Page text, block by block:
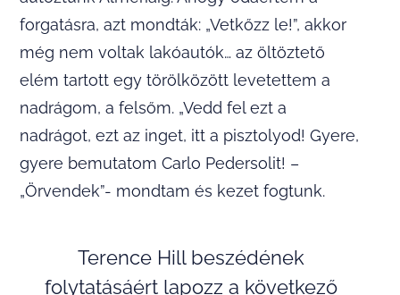
forgatásra, azt mondták: „Vetkőzz le!”, akkor
még nem voltak lakóautók… az öltöztető
elém tartott egy törölközött levetettem a
nadrágom, a felsőm. „Vedd fel ezt a
nadrágot, ezt az inget, itt a pisztolyod! Gyere,
gyere bemutatom Carlo Pedersolit! –
„Örvendek”- mondtam és kezet fogtunk.
Terence Hill beszédének
folytatásáért lapozz a következő